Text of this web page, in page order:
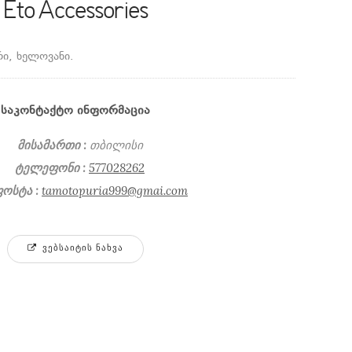
Eto Accessories
ხელოვანი.
ᲡᲐᲙᲝᲜᲢᲐᲥᲢᲝ ᲘᲜᲤᲝᲠᲛᲐᲪᲘᲐ
მისამართი : თბილისი
ტელეფონი : 577028262
: tamotopuria999@gmai.com
ᲕᲔᲑᲡᲐᲘᲢᲘᲡ ᲜᲐᲮᲕᲐ